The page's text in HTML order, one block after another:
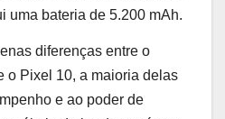
uma bateria de 5.200 mAh.
diferenças entre o
o Pixel 10, a maioria delas
e ao poder de